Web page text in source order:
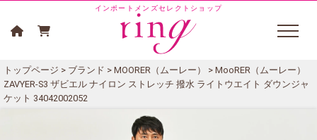
インポートメンズセレクトショップ
トップページ > ブランド > MOORER（ムーレー）
> MooRER（ムーレー）
ZAVYER-S3 ザビエル ナイロン ストレッチ 撥水 ライトウエイト ダウンジャ
ケット 34042002052